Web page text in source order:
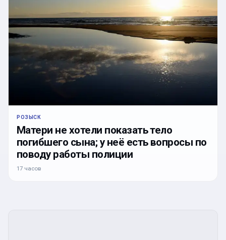
РОЗЫСК
Матери не хотели показать тело
погибшего сына; у неё есть вопросы по
поводу работы полиции
17 часов